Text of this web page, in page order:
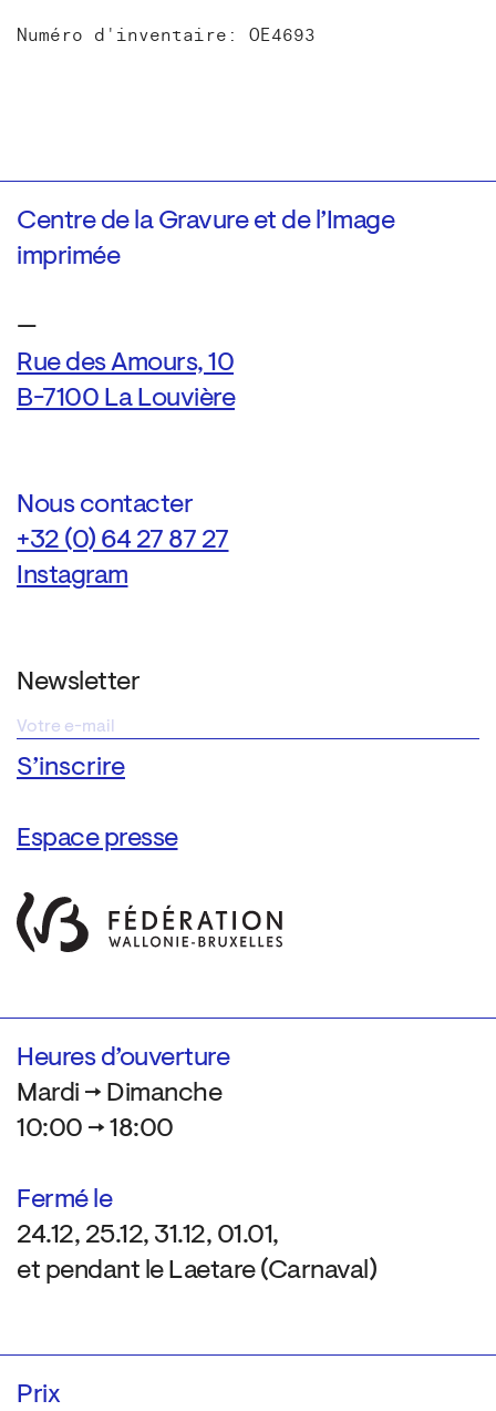
Numéro d'inventaire: OE4693
Centre de la Gravure et de l’Image
imprimée
—
Rue des Amours, 10
B-7100 La Louvière
Nous contacter
+32 (0) 64 27 87 27
Instagram
Newsletter
Espace presse
Heures d’ouverture
Mardi → Dimanche
10:00 → 18:00
Fermé le
24.12, 25.12, 31.12, 01.01,
et pendant le Laetare (Carnaval)
Prix